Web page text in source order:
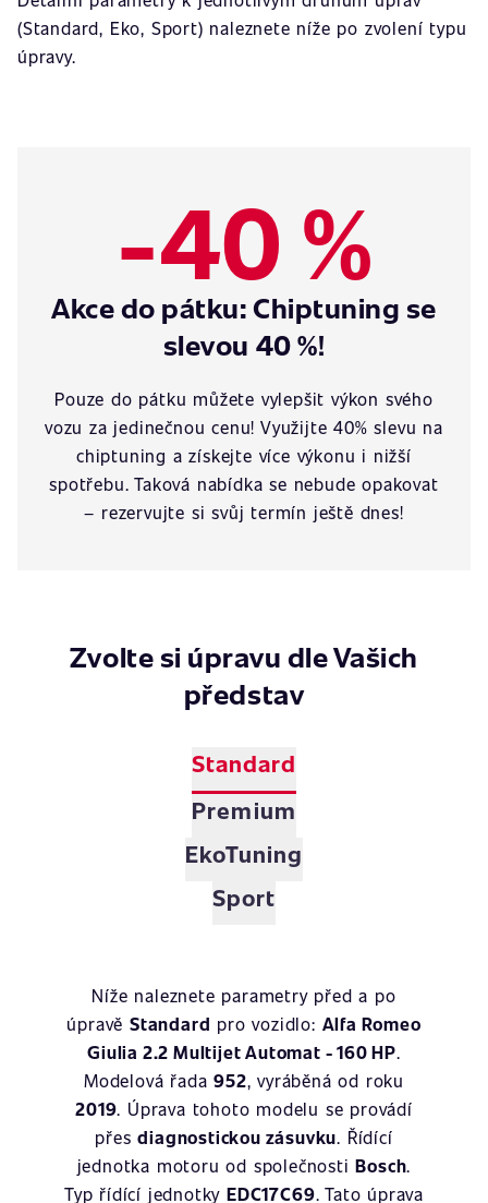
(Standard, Eko, Sport) naleznete níže po zvolení typu
úpravy.
-40 %
Akce do pátku: Chiptuning se
slevou 40 %!
Pouze do pátku můžete vylepšit výkon svého
vozu za jedinečnou cenu! Využijte 40% slevu na
chiptuning a získejte více výkonu i nižší
spotřebu. Taková nabídka se nebude opakovat
– rezervujte si svůj termín ještě dnes!
Zvolte si úpravu dle Vašich
představ
Standard
Premium
EkoTuning
Sport
Níže naleznete parametry před a po
úpravě Standard pro vozidlo: Alfa Romeo
Giulia 2.2 Multijet Automat - 160 HP.
Modelová řada952, vyráběná od roku
2019. Úprava tohoto modelu se provádí
přesdiagnostickou zásuvku. Řídící
jednotka motoru od společnostiBosch.
Typ řídící jednotkyEDC17C69. Tato úprava